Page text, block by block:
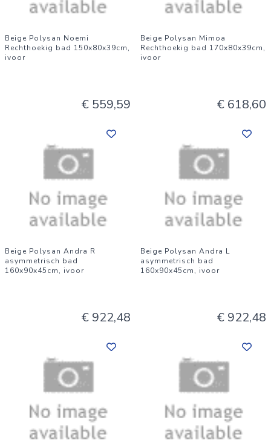
Beige Polysan Noemi
Rechthoekig bad 150x80x39cm,
ivoor
€ 559,59
Beige Polysan Mimoa
Rechthoekig bad 170x80x39cm,
ivoor
€ 618,60
Beige Polysan Andra R
asymmetrisch bad
160x90x45cm, ivoor
€ 922,48
Beige Polysan Andra L
asymmetrisch bad
160x90x45cm, ivoor
€ 922,48